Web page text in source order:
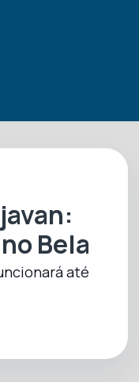
Bela
até